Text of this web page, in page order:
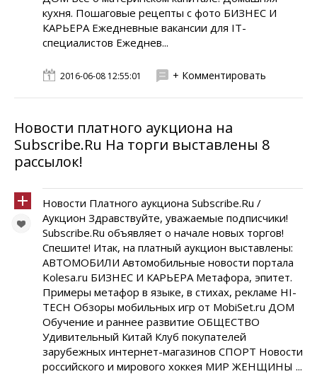
кухня. Пошаговые рецепты с фото БИЗНЕС И
КАРЬЕРА Ежедневные вакансии для IT-
специалистов Ежеднев...
2016-06-08 12:55:01 + Комментировать
Новости платного аукциона на
Subscribe.Ru На торги выставлены 8
рассылок!
Новости Платного аукциона Subscribe.Ru /
Аукцион Здравствуйте, уважаемые подписчики!
Subscribe.Ru объявляет о начале новых торгов!
Спешите! Итак, на платный аукцион выставлены:
АВТОМОБИЛИ Автомобильные новости портала
Kolesa.ru БИЗНЕС И КАРЬЕРА Метафора, эпитет.
Примеры метафор в языке, в стихах, рекламе HI-
TECH Обзоры мобильных игр от MobiSet.ru ДОМ
Обучение и раннее развитие ОБЩЕСТВО
Удивительный Китай Клуб покупателей
зарубежных интернет-магазинов СПОРТ Новости
российского и мирового хоккея МИР ЖЕНЩИНЫ ...